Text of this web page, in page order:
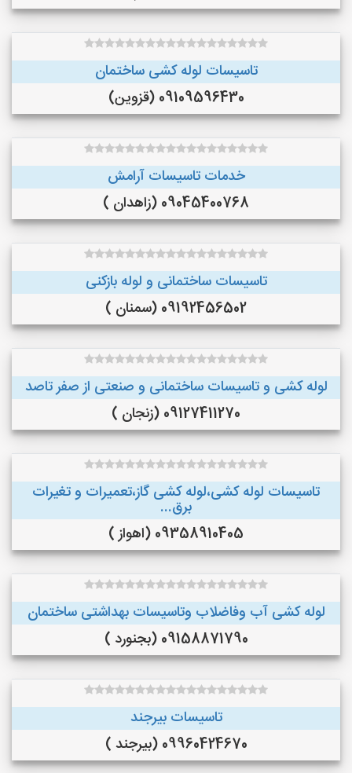
تاسیسات لوله کشی ساختمان
09109596430 (قزوین)
خدمات تاسیسات آرامش
09045400768 (زاهدان )
تاسیسات ساختمانی و لوله بازکنی
09192456502 (سمنان )
لوله کشی و تاسیسات ساختمانی و صنعتی از صفر تاصد
09127411270 (زنجان )
تاسیسات لوله کشی،لوله کشی گاز،تعمیرات و تغیرات
برق...
09358910405 (اهواز )
لوله کشی آب وفاضلاب وتاسیسات بهداشتی ساختمان
09158871790 (بجنورد )
تاسیسات بیرجند
09960424670 (بیرجند )